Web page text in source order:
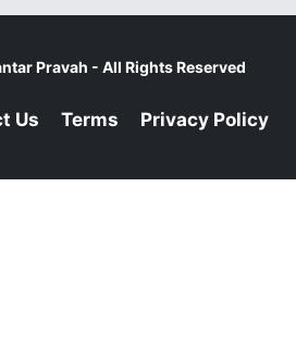
Pravah - All Rights Reserved
Us Terms Privacy Policy